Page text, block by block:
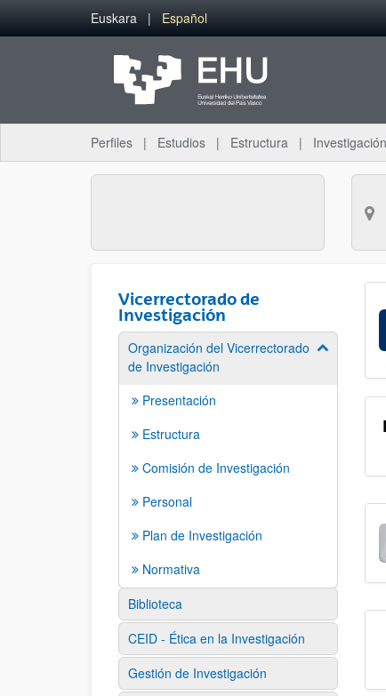
Saltar al contenido principal
Euskara Español
Perfiles Estudios Estructura Investigación
Vicerrectorado de
Investigación
Organización del Vicerrectorado
de Investigación
Mostrar/
Presentación
Estructura
Comisión de Investigación
Personal
Plan de Investigación
Normativa
Biblioteca
CEID - Ética en la Investigación
Gestión de Investigación